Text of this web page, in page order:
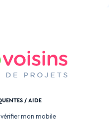
/ AIDE
mon mobile